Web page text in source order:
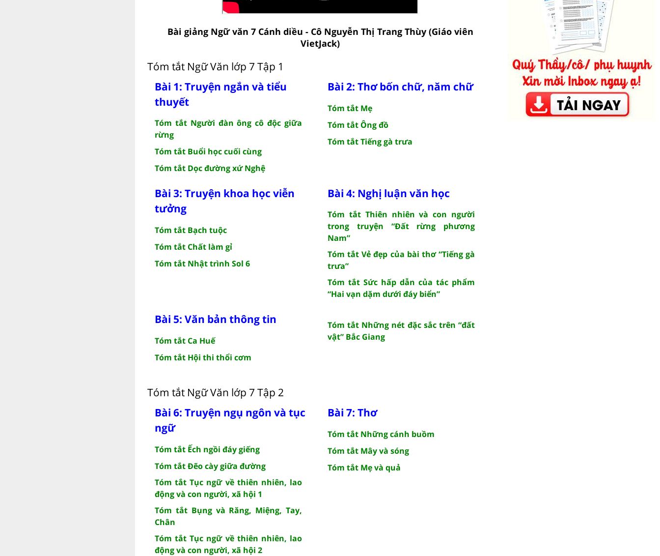
Bài giảng Ngữ văn 7 Cánh diều - Cô Nguyễn Thị Trang Thùy (Giáo viên
VietJack)
Tóm tắt Ngữ Văn lớp 7 Tập 1
Bài 1: Truyện ngắn và tiểu
thuyết
Tóm tắt Người đàn ông cô độc giữa
rừng
Tóm tắt Buổi học cuối cùng
Tóm tắt Dọc đường xứ Nghệ
Bài 2: Thơ bốn chữ, năm chữ
Tóm tắt Mẹ
Tóm tắt Ông đồ
Tóm tắt Tiếng gà trưa
Bài 3: Truyện khoa học viễn
tưởng
Tóm tắt Bạch tuộc
Tóm tắt Chất làm gỉ
Tóm tắt Nhật trình Sol 6
Bài 4: Nghị luận văn học
Tóm tắt Thiên nhiên và con người
trong truyện “Đất rừng phương
Nam”
Tóm tắt Vẻ đẹp của bài thơ “Tiếng gà
trưa”
Tóm tắt Sức hấp dẫn của tác phẩm
“Hai vạn dặm dưới đáy biển”
Bài 5: Văn bản thông tin
Tóm tắt Ca Huế
Tóm tắt Hội thi thổi cơm
Tóm tắt Những nét đặc sắc trên “đất
vật” Bắc Giang
Tóm tắt Ngữ Văn lớp 7 Tập 2
Bài 6: Truyện ngụ ngôn và tục
ngữ
Tóm tắt Ếch ngồi đáy giếng
Tóm tắt Đẽo cày giữa đường
Tóm tắt Tục ngữ về thiên nhiên, lao
động và con người, xã hội 1
Tóm tắt Bụng và Răng, Miệng, Tay,
Chân
Tóm tắt Tục ngữ về thiên nhiên, lao
động và con người, xã hội 2
Bài 7: Thơ
Tóm tắt Những cánh buồm
Tóm tắt Mây và sóng
Tóm tắt Mẹ và quả